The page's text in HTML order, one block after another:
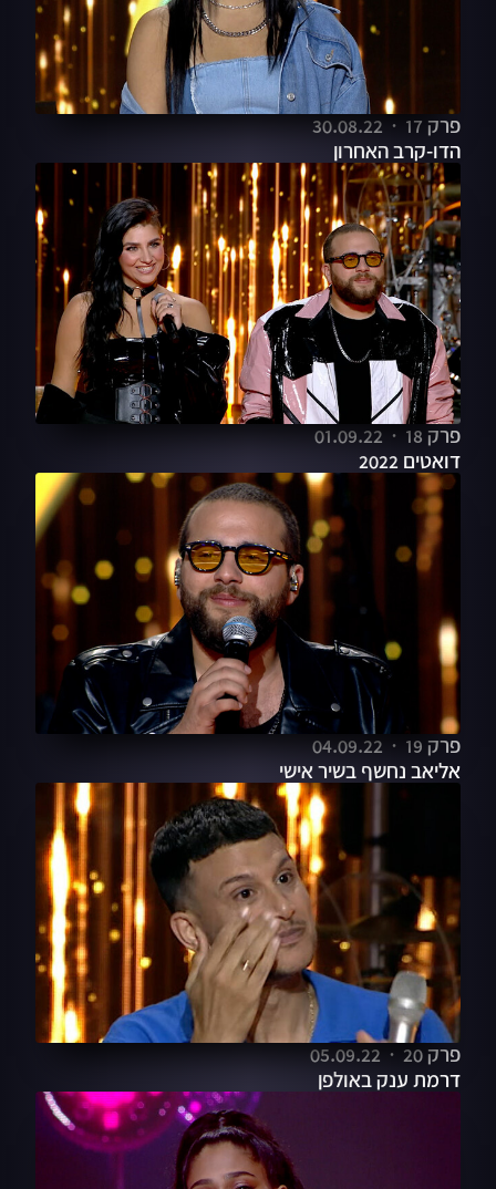
פרק 17
30.08.22
הדו-קרב האחרון
פרק 18
01.09.22
דואטים 2022
פרק 19
04.09.22
אליאב נחשף בשיר אישי
פרק 20
05.09.22
דרמת ענק באולפן